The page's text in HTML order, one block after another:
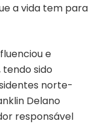
a vida tem para
e
sido
norte-
Delano
responsável